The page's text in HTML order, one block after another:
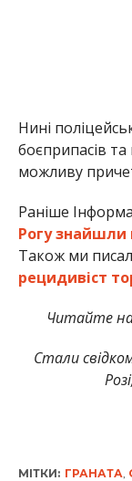
Нині
боєприпасів
можливу
Раніше
Рогу знайшли
Також ми
рецидивіст
Читайте
Стали
МІТКИ: ГРАНАТА